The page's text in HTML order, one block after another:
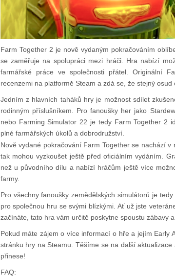
Farm Together 2 je nově vydaným pokračováním
se zaměřuje na spolupráci mezi hráči. Hra nabízí
farmářské práce ve společnosti přátel. Originální
recenzemi na platformě Steam a zdá se, že stejný
Jedním z hlavních taháků hry je možnost sdílet
rodinným příslušníkem. Pro fanoušky her jako
nebo Farming Simulator 22 je tedy Farm Together 2
plné farmářských úkolů a dobrodružství.
Nově vydané pokračování Farm Together se nachází
tak mohou vyzkoušet ještě před oficiálním vydáním.
než u původního dílu a nabízí hráčům ještě více
farmy.
Pro všechny fanoušky zemědělských simulátorů je
pro společnou hru se svými blízkými. Ať už jste
začínáte, tato hra vám určitě poskytne spoustu zábavy
Pokud máte zájem o více informací o hře a jejím Early
stránku hry na Steamu. Těšíme se na další
přinese!
FAQ: